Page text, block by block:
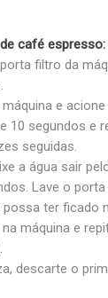
café espresso:
filtro da
e
10 segundos e
seguidas.
a água sair
Lave o
ter ficado
máquina e
descarte o